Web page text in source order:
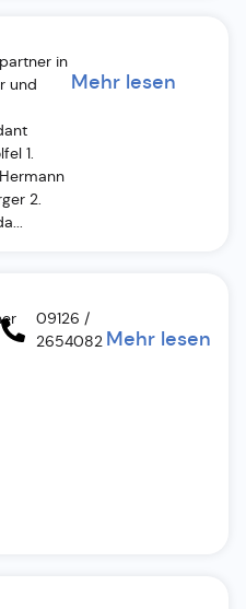
in
und
1.
2.
Mehr lesen
09126 /
2654082 Mehr lesen